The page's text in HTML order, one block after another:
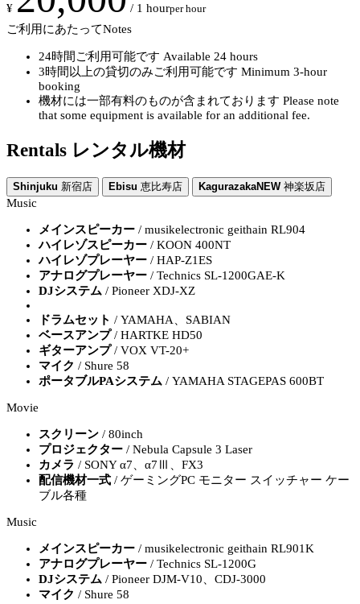
¥ / 1 hourper hour
ご利用にあたってNotes
24時間ご利用可能です Available 24 hours
3時間以上の貸切のみご利用可能です Minimum 3-hour
booking
機材には一部有料のものが含まれております Please note
that some equipment is available for an additional fee.
Rentals レンタル機材
Shinjuku 新宿店 Ebisu 恵比寿店 KagurazakaNEW 神楽坂店
Music
メインスピーカー / musikelectronic geithain RL904
ハイレゾスピーカー / KOON 400NT
ハイレゾプレーヤー / HAP-Z1ES
アナログプレーヤー / Technics SL-1200GAE-K
DJシステム / Pioneer XDJ-XZ
ドラムセット / YAMAHA、SABIAN
ベースアンプ/ HARTKE HD50
ギターアンプ/ VOX VT-20+
マイク / Shure 58
ポータブルPAシステム / YAMAHA STAGEPAS 600BT
Movie
スクリーン / 80inch
プロジェクター / Nebula Capsule 3 Laser
カメラ / SONY α7、α7Ⅲ、FX3
配信機材一式 / ゲーミングPC モニター スイッチャー ケー
ブル各種
Music
メインスピーカー / musikelectronic geithain RL901K
アナログプレーヤー / Technics SL-1200G
DJシステム / Pioneer DJM-V10、CDJ-3000
マイク / Shure 58